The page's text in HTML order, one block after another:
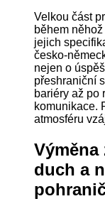
Velkou část
během
jejich
česko-
nejen o
přeshraniční
bariéry až po
komunikace.
atmosféru
duch a